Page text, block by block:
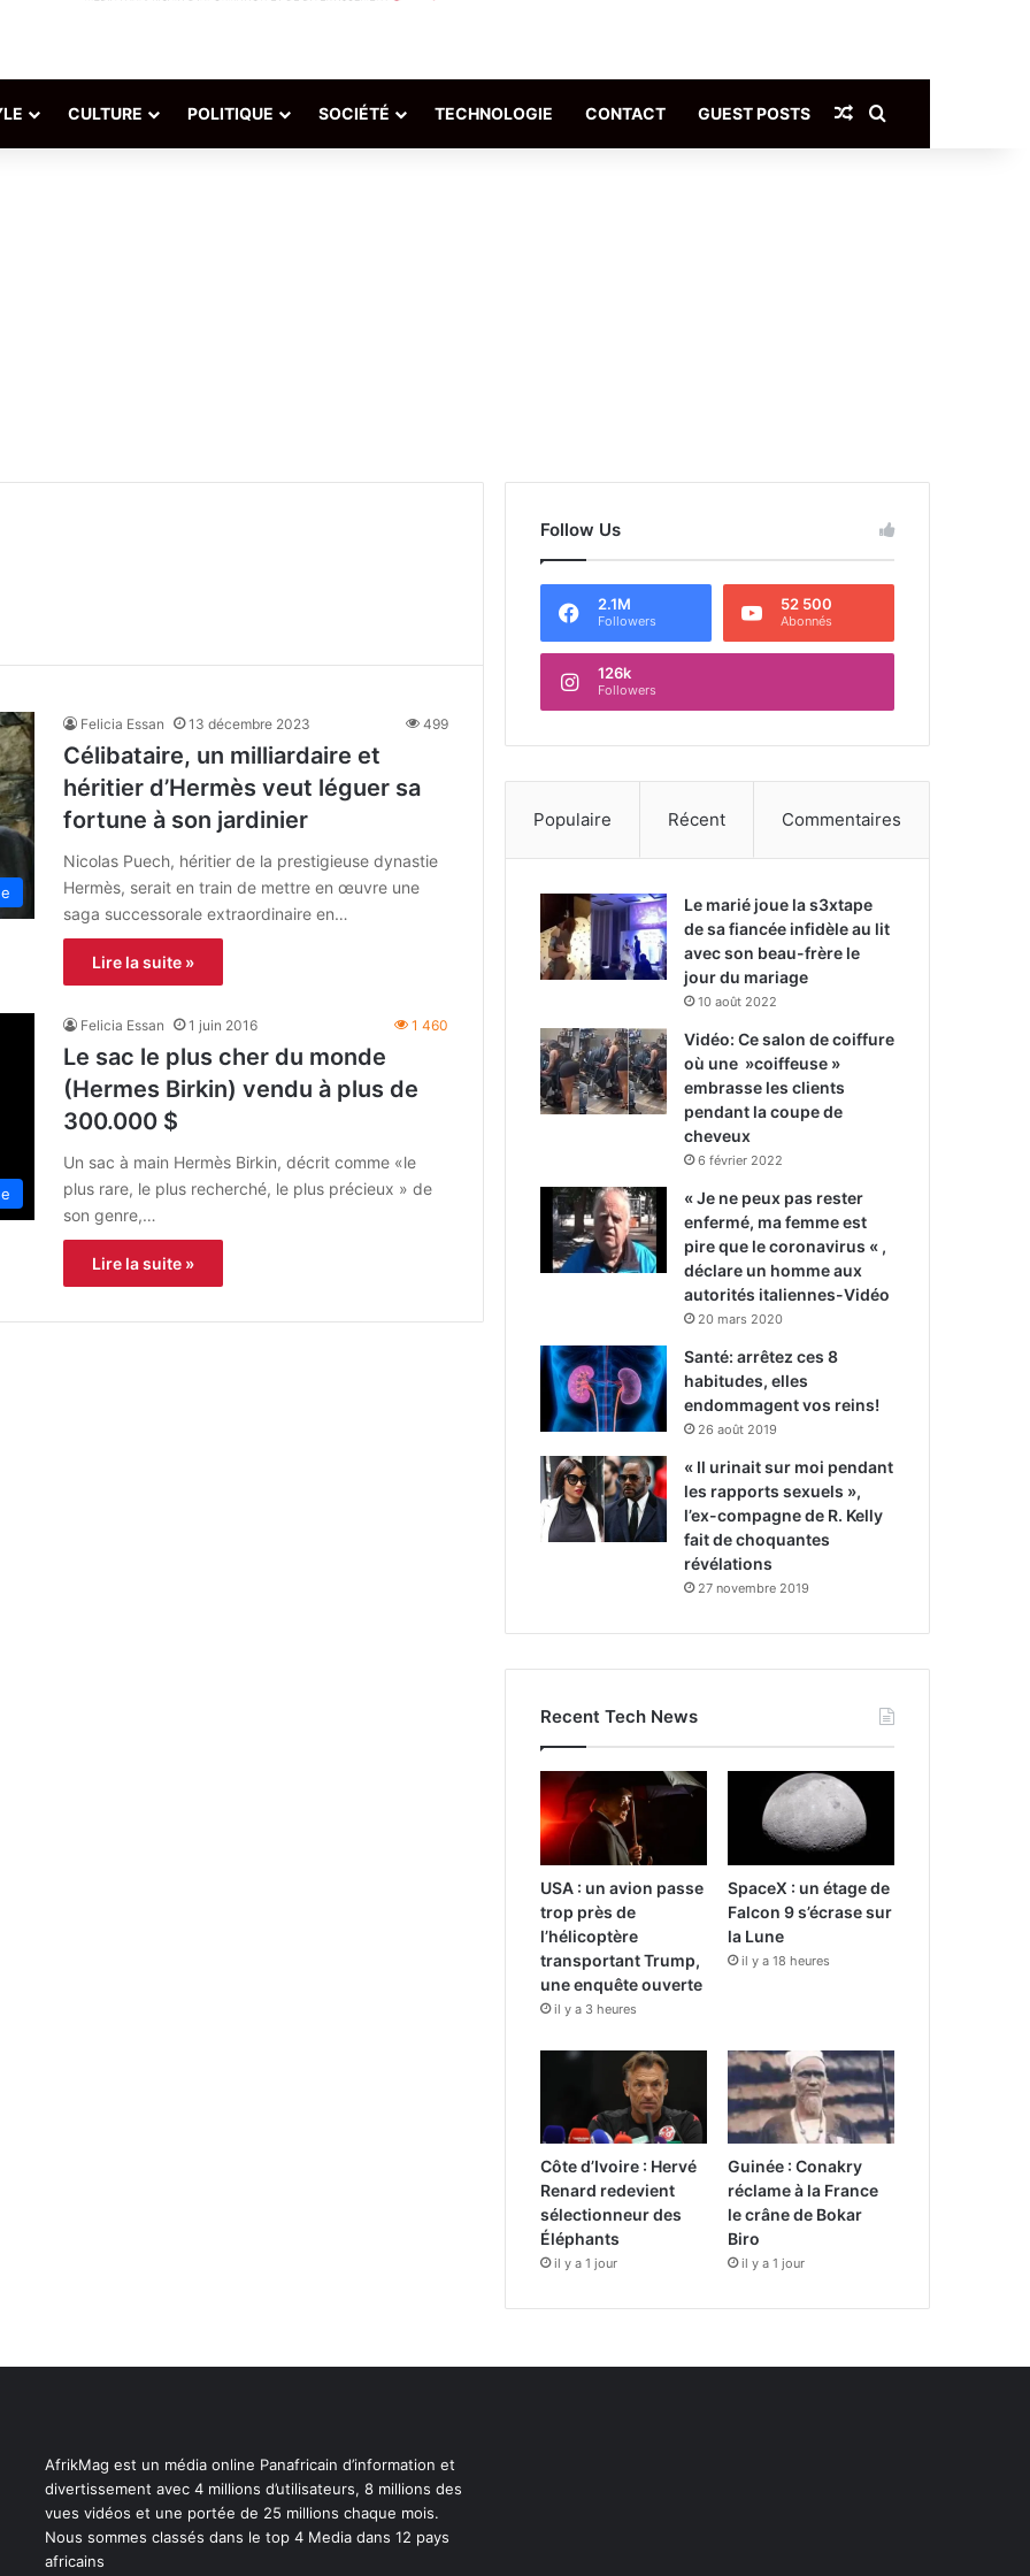
CULTURE POLITIQUE SOCIÉTÉ TECHNOLOGIE CONTACT GUEST POSTS Article Aléatoire
Felicia Essan 13 décembre 2023 499
Célibataire, un milliardaire et
héritier d’Hermès veut léguer sa
fortune à son jardinier
Nicolas Puech, héritier de la prestigieuse dynastie
Hermès, serait en train de mettre en œuvre une
saga successorale extraordinaire en…
Lire la suite »
Felicia Essan 1 juin 2016 1 460
Le sac le plus cher du monde
(Hermes Birkin) vendu à plus de
300.000 $
Un sac à main Hermès Birkin, décrit comme «le
plus rare, le plus recherché, le plus précieux » de
son genre,…
Lire la suite »
Follow Us
2.1M
Followers
52 500
Abonnés
126k
Followers
Populaire Récent Commentaires
Le marié joue la s3xtape
de sa fiancée infidèle au lit
avec son beau-frère le
jour du mariage
10 août 2022
Vidéo: Ce salon de coiffure
où une »coiffeuse »
embrasse les clients
pendant la coupe de
cheveux
6 février 2022
« Je ne peux pas rester
enfermé, ma femme est
pire que le coronavirus « ,
déclare un homme aux
autorités italiennes-Vidéo
20 mars 2020
Santé: arrêtez ces 8
habitudes, elles
endommagent vos reins!
26 août 2019
« Il urinait sur moi pendant
les rapports sexuels »,
l’ex-compagne de R. Kelly
fait de choquantes
révélations
27 novembre 2019
Recent Tech News
USA : un avion passe
trop près de
l’hélicoptère
transportant Trump,
une enquête ouverte
il y a 3 heures
SpaceX : un étage de
Falcon 9 s’écrase sur
la Lune
il y a 18 heures
Côte d’Ivoire : Hervé
Renard redevient
sélectionneur des
Éléphants
il y a 1 jour
Guinée : Conakry
réclame à la France
le crâne de Bokar
Biro
il y a 1 jour
AfrikMag est un média online Panafricain d’information et
divertissement avec 4 millions d’utilisateurs, 8 millions des
vues vidéos et une portée de 25 millions chaque mois.
Nous sommes classés dans le top 4 Media dans 12 pays
africains